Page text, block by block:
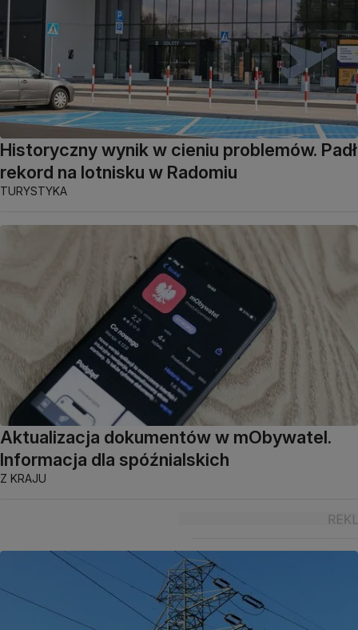
Historyczny wynik w cieniu problemów. Padł
rekord na lotnisku w Radomiu
TURYSTYKA
Aktualizacja dokumentów w mObywatel.
Informacja dla spóźnialskich
Z KRAJU